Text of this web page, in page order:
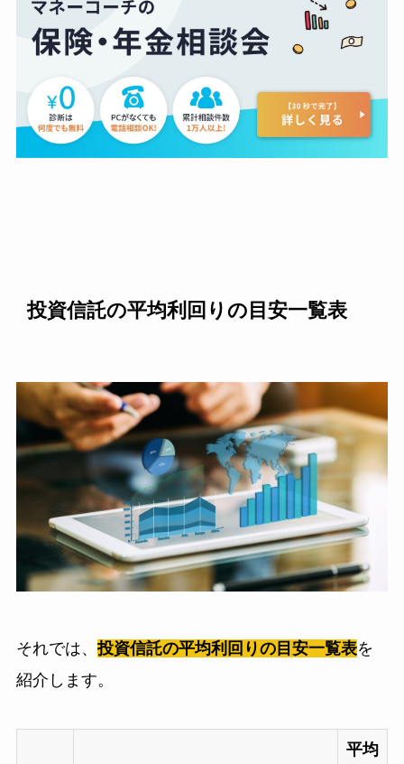
投資信託の平均利回りの目安一覧表
それでは、投資信託の平均利回りの目安一覧表を
紹介します。
平均